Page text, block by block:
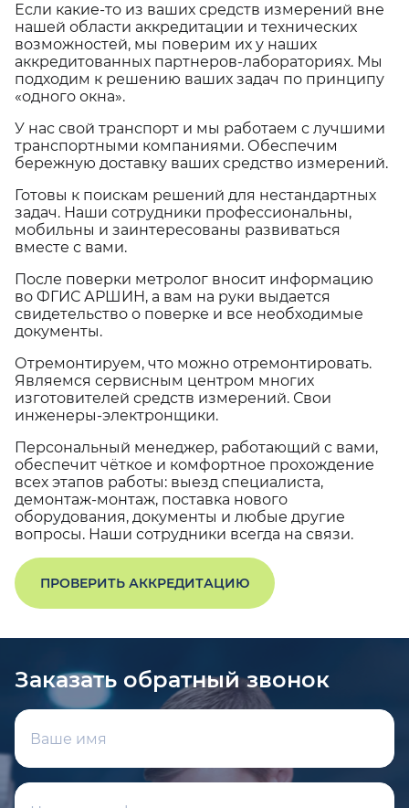
Если какие-то из ваших средств измерений вне
нашей области аккредитации и технических
возможностей, мы поверим их у наших
аккредитованных партнеров-лабораториях. Мы
подходим к решению ваших задач по принципу
«одного окна».
У нас свой транспорт и мы работаем с лучшими
транспортными компаниями. Обеспечим
бережную доставку ваших средство измерений.
Готовы к поискам решений для нестандартных
задач. Наши сотрудники профессиональны,
мобильны и заинтересованы развиваться
вместе с вами.
После поверки метролог вносит информацию
во ФГИС АРШИН, а вам на руки выдается
свидетельство о поверке и все необходимые
документы.
Отремонтируем, что можно отремонтировать.
Являемся сервисным центром многих
изготовителей средств измерений. Свои
инженеры-электронщики.
Персональный менеджер, работающий с вами,
обеспечит чёткое и комфортное прохождение
всех этапов работы: выезд специалиста,
демонтаж-монтаж, поставка нового
оборудования, документы и любые другие
вопросы. Наши сотрудники всегда на связи.
ПРОВЕРИТЬ АККРЕДИТАЦИЮ
Заказать обратный звонок